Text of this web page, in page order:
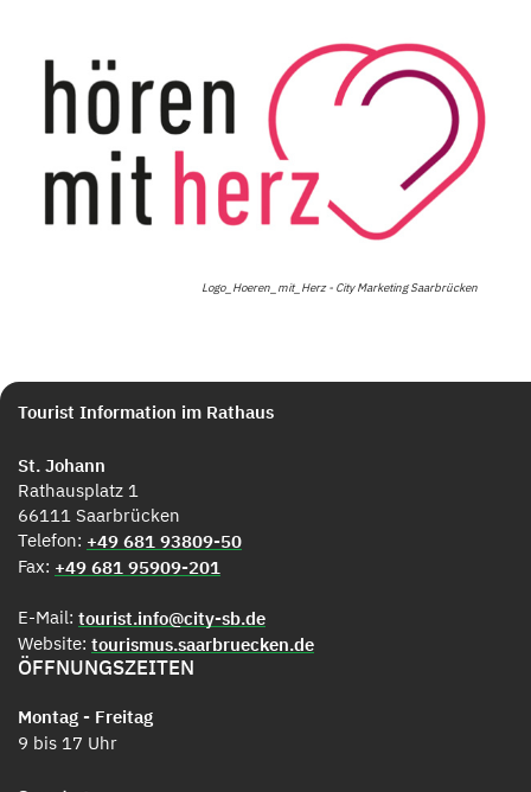
Logo_Hoeren_mit_Herz - City Marketing Saarbrücken
Tourist Information im Rathaus
St. Johann
Rathausplatz 1
66111 Saarbrücken
Telefon: +49 681 93809-50
Fax: +49 681 95909-201
E-Mail: tourist.info@city-sb.de
Website: tourismus.saarbruecken.de
ÖFFNUNGSZEITEN
Montag - Freitag
9 bis 17 Uhr